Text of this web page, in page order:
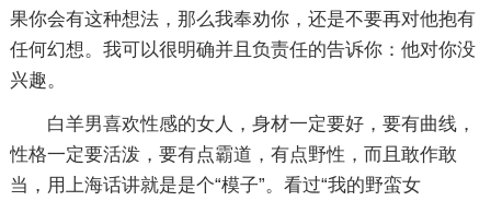
果你会有这种想法，那么我奉劝你，还是不要再对他抱有
任何幻想。我可以很明确并且负责任的告诉你：他对你没
兴趣。
白羊男喜欢性感的女人，身材一定要好，要有曲线，
性格一定要活泼，要有点霸道，有点野性，而且敢作敢
当，用上海话讲就是是个“模子”。看过“我的野蛮女